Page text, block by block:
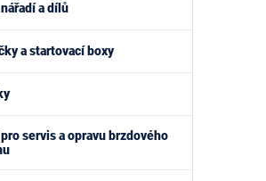
a dílů
a startovací boxy
servis a opravu brzdového